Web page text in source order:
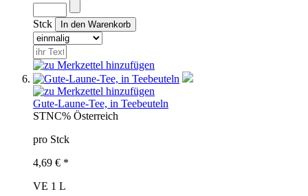
Stck
Gute-Laune-Tee, in Teebeuteln
STNC% Österreich
pro Stck
4,69 € *
VE 1 L